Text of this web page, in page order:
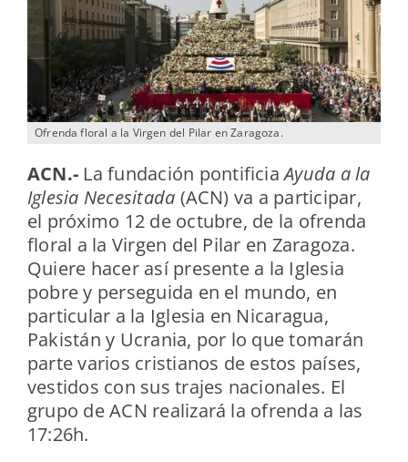
Ofrenda floral a la Virgen del Pilar en Zaragoza.
ACN.- La fundación pontificiaAyuda a la
Iglesia Necesitada (ACN) va a participar,
el próximo 12 de octubre, de la ofrenda
floral a la Virgen del Pilar en Zaragoza.
Quiere hacer así presente a la Iglesia
pobre y perseguida en el mundo, en
particular a la Iglesia en Nicaragua,
Pakistán y Ucrania, por lo que tomarán
parte varios cristianos de estos países,
vestidos con sus trajes nacionales. El
grupo de ACN realizará la ofrenda a las
17:26h.